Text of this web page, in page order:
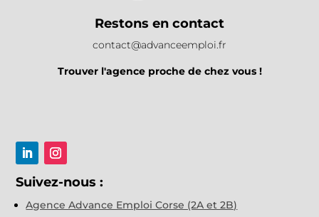
Restons en contact
contact@advanceemploi.fr
Trouver l'agence proche de chez vous !
Suivez-nous :
Agence Advance Emploi Corse (2A et 2B)